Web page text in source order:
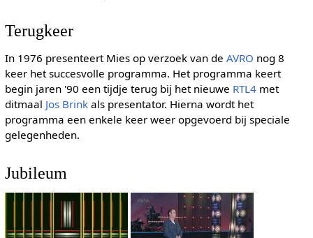
Terugkeer
In 1976 presenteert Mies op verzoek van de AVRO nog 8
keer het succesvolle programma. Het programma keert
begin jaren '90 een tijdje terug bij het nieuwe RTL4met
ditmaal Jos Brinkals presentator. Hierna wordt het
programma een enkele keer weer opgevoerd bij speciale
gelegenheden.
Jubileum